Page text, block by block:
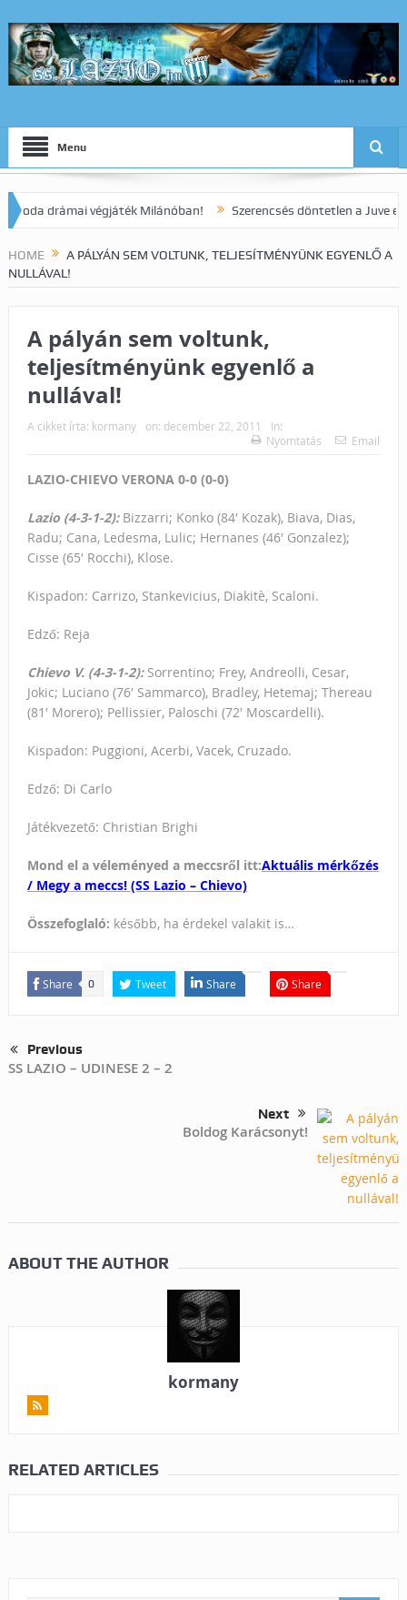
Menu
drámai végjáték Milánóban! Szerencsés döntetlen a Juve elleni
HOME
A PÁLYÁN SEM VOLTUNK, TELJESÍTMÉNYÜNK EGYENLŐ A
NULLÁVAL!
A pályán sem voltunk,
teljesítményünk egyenlő a
nullával!
A cikket írta: kormany on: december 22, 2011
In:
Nyomtatás
Email
LAZIO-CHIEVO VERONA 0-0 (0-0)
Lazio (4-3-1-2):Bizzarri; Konko (84′ Kozak), Biava, Dias,
Radu; Cana, Ledesma, Lulic; Hernanes (46′ Gonzalez);
Cisse (65′ Rocchi), Klose.
Kispadon: Carrizo, Stankevicius, Diakitè, Scaloni.
Edző: Reja
Chievo V. (4-3-1-2):Sorrentino; Frey, Andreolli, Cesar,
Jokic; Luciano (76′ Sammarco), Bradley, Hetemaj; Thereau
(81′ Morero); Pellissier, Paloschi (72′ Moscardelli).
Kispadon: Puggioni, Acerbi, Vacek, Cruzado.
Edző: Di Carlo
Játékvezető: Christian Brighi
Mond el a véleményed a meccsről itt:Aktuális mérkőzés
/ Megy a meccs! (SS Lazio – Chievo)
Összefoglaló: később, ha érdekel valakit is…
Share 0 Tweet Share Share
Previous
SS LAZIO – UDINESE 2 – 2
Next
Boldog Karácsonyt!
ABOUT THE AUTHOR
kormany
RELATED ARTICLES